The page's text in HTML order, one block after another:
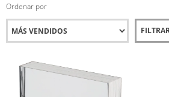
Ordenar por